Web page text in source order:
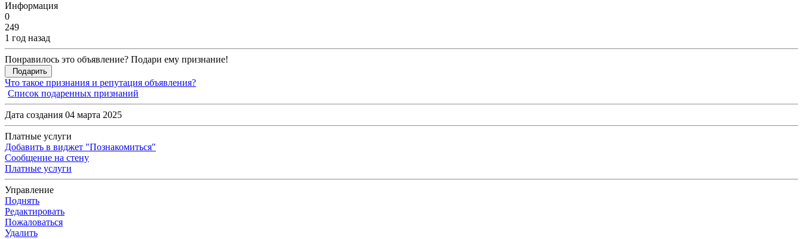
Информация
0
249
1 год назад
Понравилось это объявление? Подари ему признание!
Подарить
Что такое признания и репутация объявления?
Список подаренных признаний
Дата создания 04 марта 2025
Платные услуги
Добавить в виджет "Познакомиться"
Сообщение на стену
Платные услуги
Управление
Поднять
Редактировать
Пожаловаться
Удалить